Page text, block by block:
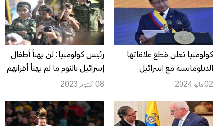
كولومبيا تعلن قطع علاقاتها
الدبلوماسية مع اسرائيل
02 مايو 2024
رئيس كولومبيا: لن يهنأ أطفال
إسرائيل بالنوم ما لم يهنأ أقرانهم
الفلسطينيين
08 أكتوبر 2023